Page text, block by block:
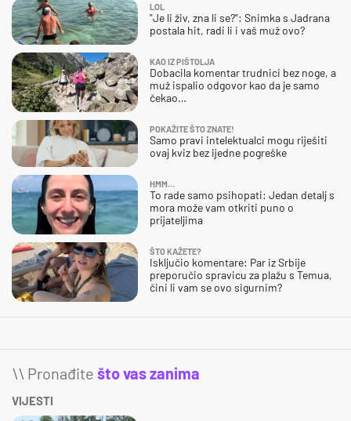
LOL
"Je li živ, zna li se?": Snimka s Jadrana
postala hit, radi li i vaš muž ovo?
KAO IZ PIŠTOLJA
Dobacila komentar trudnici bez noge, a
muž ispalio odgovor kao da je samo
čekao…
POKAŽITE ŠTO ZNATE!
Samo pravi intelektualci mogu riješiti
ovaj kviz bez ijedne pogreške
HMM…
To rade samo psihopati: Jedan detalj s
mora može vam otkriti puno o
prijateljima
ŠTO KAŽETE?
Isključio komentare: Par iz Srbije
preporučio spravicu za plažu s Temua,
čini li vam se ovo sigurnim?
\\ Pronađite što vas zanima
VIJESTI